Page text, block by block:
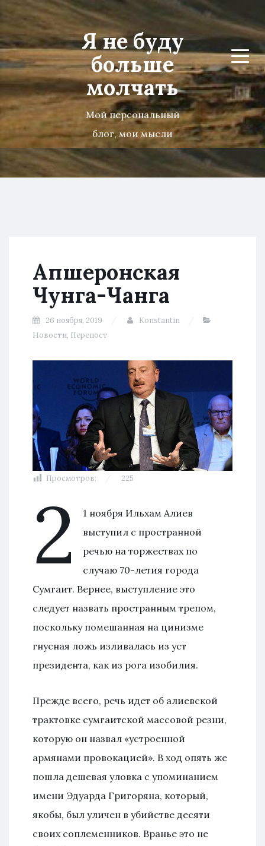
Я не буду
больше
молчать
Мой персональный
блог, мои мысли
Menu
Апшеронская
Чунга-Чанга
26 ноября, 2019
Konstantin
Новости, Перепост
Просмотров: 225
2
1 ноября Ильхам Алиев
выступил с пространной
речью на торжествах по
случаю 70-летия города
Сумгаит. Вернее, выступление это
следует назвать пространным трепом,
поскольку помешанная на цинизме
гнусная ложь изливалась из уст
президента, как из рога изобилия.
Прежде всего, речь идет об алиевской
трактовке сумгаитской массовой резни,
которую он назвал «устроенной
армянами провокацией». В ход опять же
пошла дешевая уловка с упоминанием
имени Эдуарда Григоряна, который,
якобы, был уличен в убийстве десяти
своих соплеменников. Вранье это не